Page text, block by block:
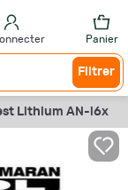
Panier
Filtrer
Lithium AN-i6x